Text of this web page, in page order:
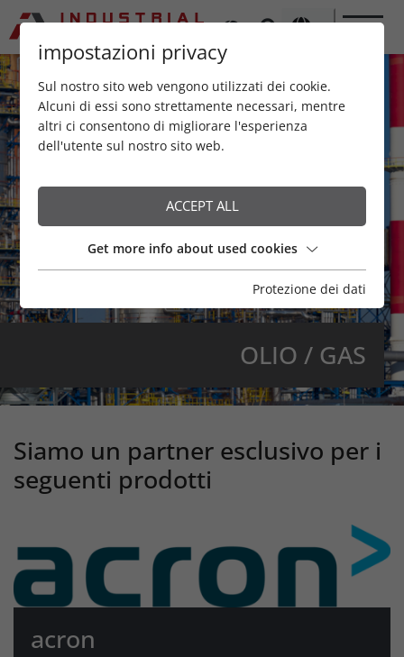
OLIO / GAS
Siamo un partner esclusivo per i
seguenti prodotti
acron
impostazioni privacy
Sul nostro sito web vengono utilizzati dei cookie.
Alcuni di essi sono strettamente necessari, mentre
altri ci consentono di migliorare l'esperienza
dell'utente sul nostro sito web.
ACCEPT ALL
Get more info about used cookies
Protezione dei dati